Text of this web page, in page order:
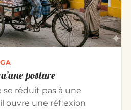
posture
se réduit pas à une
ouvre une réflexion